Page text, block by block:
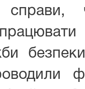
безпеки